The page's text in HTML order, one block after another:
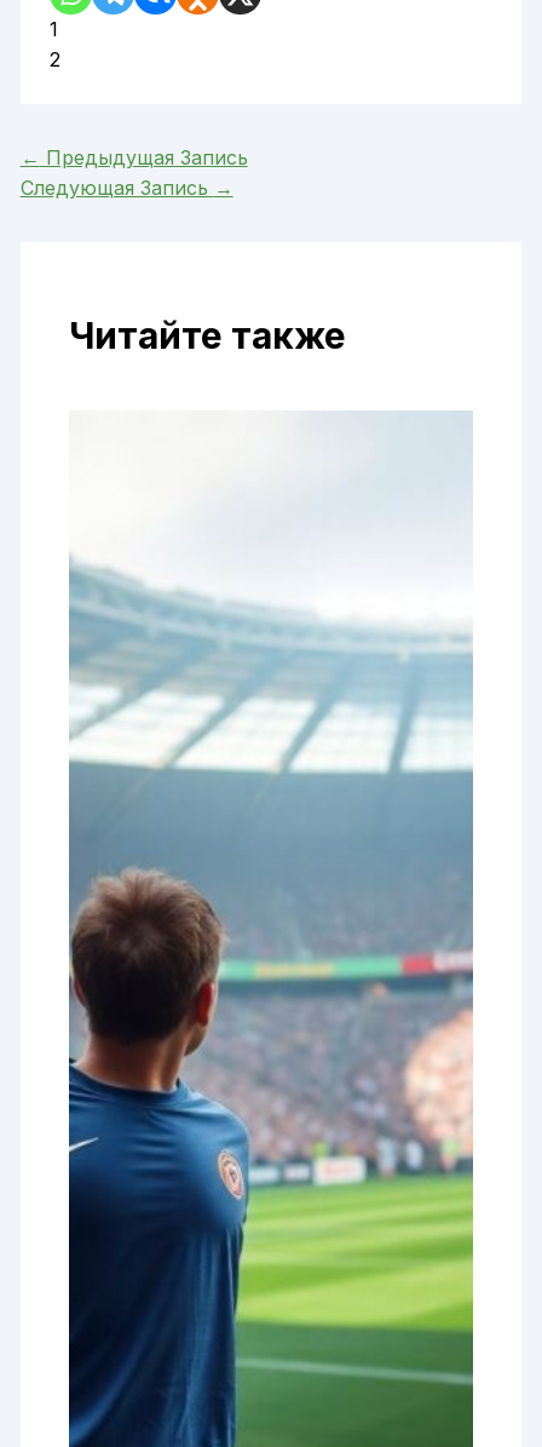
1
2
← Предыдущая Запись
Следующая Запись →
Читайте также